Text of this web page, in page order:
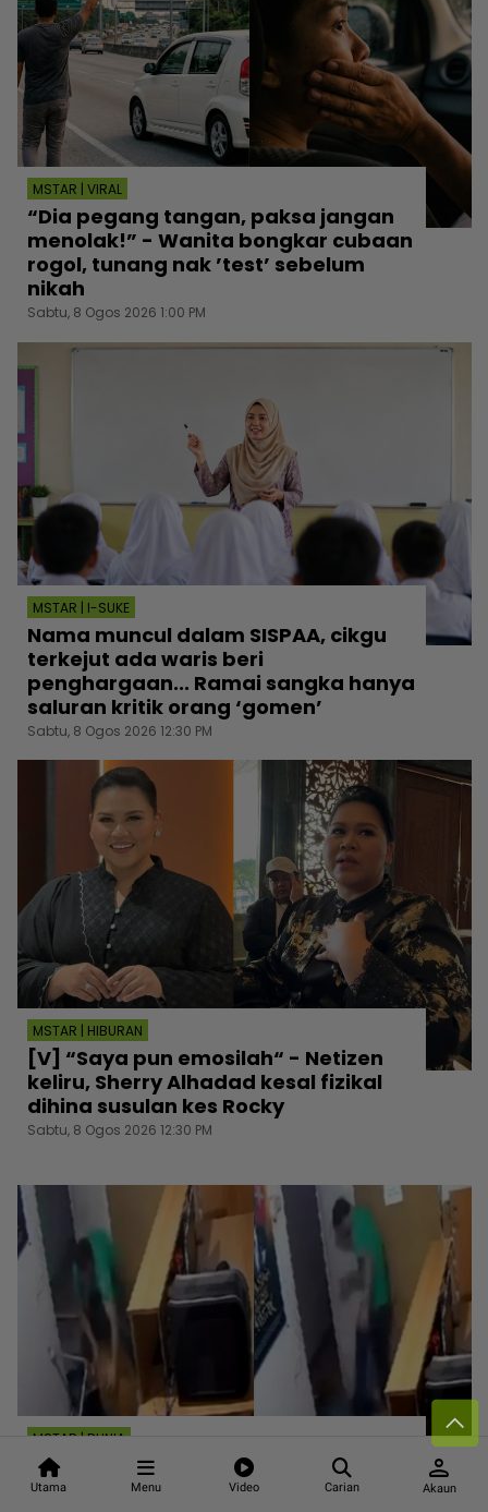
Utama Menu Video Carian
person
Akaun
MSTAR | VIRAL
“Dia pegang tangan, paksa jangan
menolak!” - Wanita bongkar cubaan
rogol, tunang nak ’test’ sebelum
nikah
Sabtu, 8 Ogos 2026 1:00 PM
MSTAR | I-SUKE
Nama muncul dalam SISPAA, cikgu
terkejut ada waris beri
penghargaan... Ramai sangka hanya
saluran kritik orang ‘gomen’
Sabtu, 8 Ogos 2026 12:30 PM
MSTAR | HIBURAN
[V] “Saya pun emosilah“ - Netizen
keliru, Sherry Alhadad kesal fizikal
dihina susulan kes Rocky
Sabtu, 8 Ogos 2026 12:30 PM
MSTAR | DUNIA
Tak cukup tarik rambut, seret pula
atas jalan! Padah bersekedudukan,